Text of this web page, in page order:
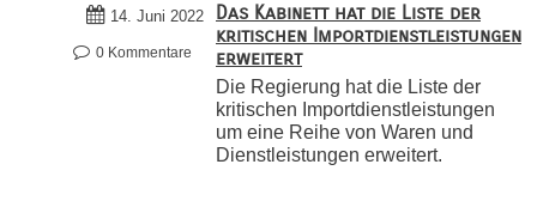
14. Juni 2022
0 Kommentare
Das Kabinett hat die Liste der
kritischen Importdienstleistungen
erweitert
Die Regierung hat die Liste der
kritischen Importdienstleistungen
um eine Reihe von Waren und
Dienstleistungen erweitert.